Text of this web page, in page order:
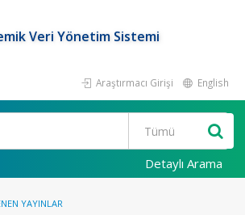
Veri Yönetim Sistemi
Araştırmacı Girişi English
Detaylı Arama
YAYINLAR